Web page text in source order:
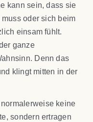
kann sein, dass sie
oder sich beim
einsam fühlt.
ganze
Denn das
klingt mitten in der
keine
sondern ertragen